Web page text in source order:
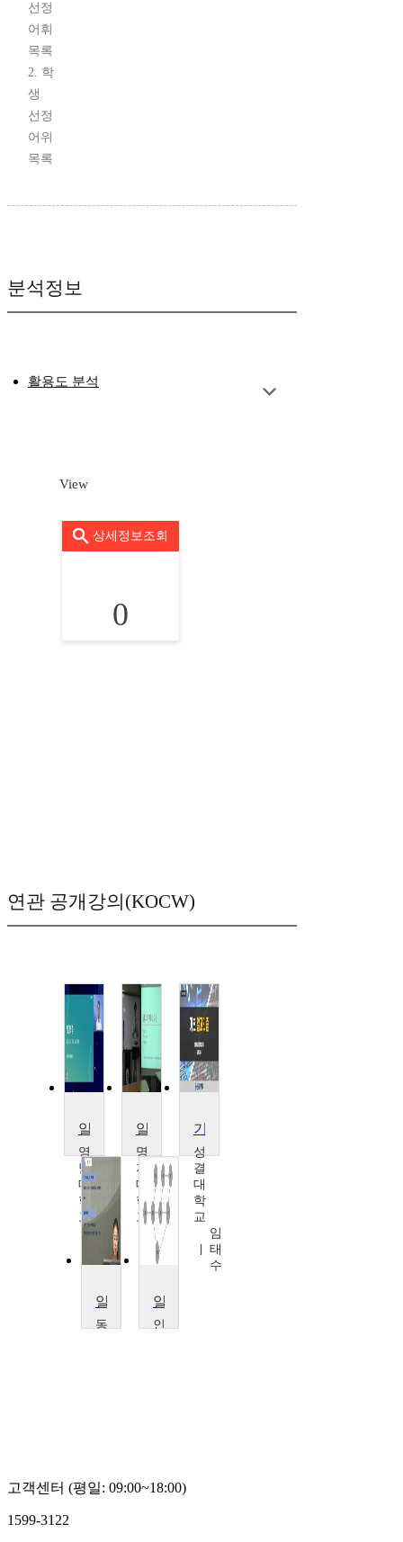
선정
어휘
목록
2. 학
생
선정
어위
목록
분석정보
활용도 분석
View
상세정보조회
0
연관 공개강의(KOCW)
영
남
대
학
교
박
길
명
지
대
학
교
이
충
기
성
결
대
학
교
임
태
수
동
인
고객센터 (평일: 09:00~18:00)
1599-3122